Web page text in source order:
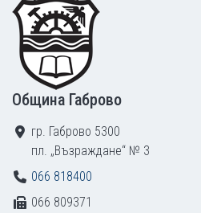
Община Габрово
гр. Габрово 5300
пл. „Възраждане“ № 3
066 818400
066 809371